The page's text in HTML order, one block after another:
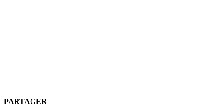
PARTAGER